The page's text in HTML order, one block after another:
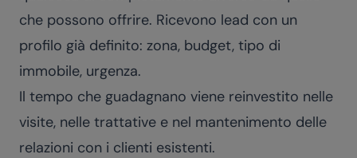
che possono offrire. Ricevono lead con un
profilo già definito: zona, budget, tipo di
immobile, urgenza.
Il tempo che guadagnano viene reinvestito nelle
visite, nelle trattative e nel mantenimento delle
relazioni con i clienti esistenti.